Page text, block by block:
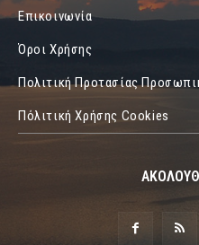
Επικοινωνία
Όροι Χρήσης
Πολιτική Προτασίας
Πόλιτική Χρήσης Cookies